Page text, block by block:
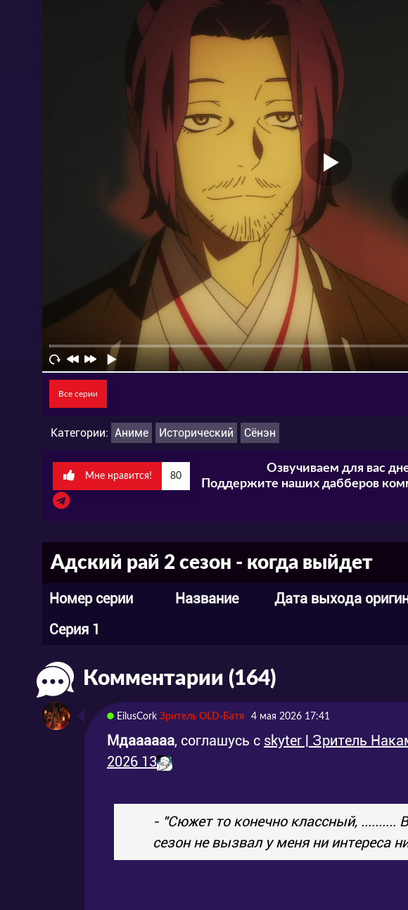
Все серии
Категории: Аниме Исторический Сёнэн
Мне нравится! 80
Озвучиваем для вас
Поддержите наших дабберов
Адский рай 2 сезон - когда выйдет
Номер серии Название Дата выхода
Серия 1
Комментарии (164)
EilusCork Зритель OLD-Батя 4 мая 2026 17:41
Мдаааааа, соглашусь с skyter | Зритель
2026 13
- "Сюжет то конечно классный, ..........
сезон не вызвал у меня ни интереса